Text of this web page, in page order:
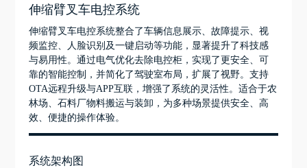
伸缩臂叉车电控系统
伸缩臂叉车电控系统整合了车辆信息展示、故障提示、视
频监控、人脸识别及一键启动等功能，显著提升了科技感
与易用性。通过电气优化去除电控柜，实现了更安全、可
靠的智能控制，并简化了驾驶室布局，扩展了视野。支持
OTA远程升级与APP互联，增强了系统的灵活性。适合于农
林场、石料厂物料搬运与装卸，为多种场景提供安全、高
效、便捷的操作体验。
系统架构图